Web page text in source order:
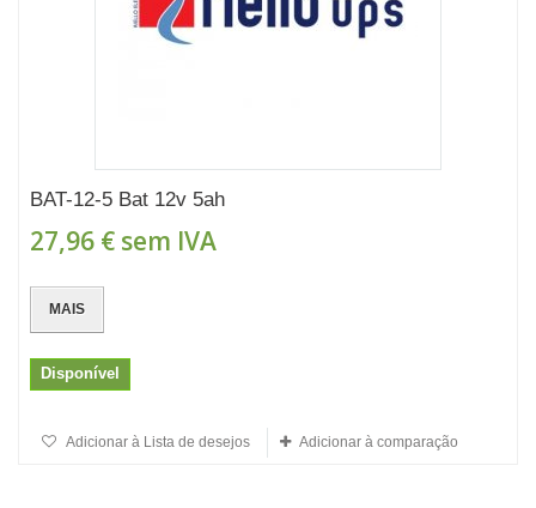
BAT-12-5 Bat 12v 5ah
27,96 € sem IVA
MAIS
Disponível
Adicionar à Lista de desejos Adicionar à comparação